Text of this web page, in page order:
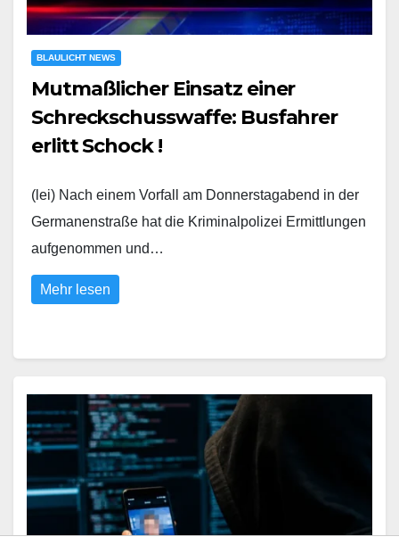
BLAULICHT NEWS
Mutmaßlicher Einsatz einer
Schreckschusswaffe: Busfahrer
erlitt Schock !
(lei) Nach einem Vorfall am Donnerstagabend in der
Germanenstraße hat die Kriminalpolizei Ermittlungen
aufgenommen und…
Mehr lesen